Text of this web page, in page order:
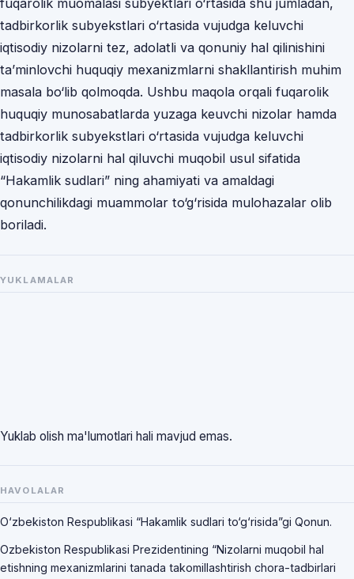
fuqarolik muomalasi subyektlari o‘rtasida shu jumladan,
tadbirkorlik subyekstlari o‘rtasida vujudga keluvchi
iqtisodiy nizolarni tez, adolatli va qonuniy hal qilinishini
ta’minlovchi huquqiy mexanizmlarni shakllantirish muhim
masala bo‘lib qolmoqda. Ushbu maqola orqali fuqarolik
huquqiy munosabatlarda yuzaga keuvchi nizolar hamda
tadbirkorlik subyekstlari o‘rtasida vujudga keluvchi
iqtisodiy nizolarni hal qiluvchi muqobil usul sifatida
“Hakamlik sudlari” ning ahamiyati va amaldagi
qonunchilikdagi muammolar to‘g‘risida mulohazalar olib
boriladi.
YUKLAMALAR
Yuklab olish ma'lumotlari hali mavjud emas.
HAVOLALAR
O‘zbekiston Respublikasi “Hakamlik sudlari to‘g‘risida”gi Qonun.
Ozbekiston Respublikasi Prezidentining “Nizolarni muqobil hal
etishning mexanizmlarini tanada takomillashtirish chora-tadbirlari